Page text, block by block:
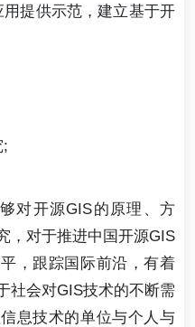
提供示范，建立基于开
;
对开源GIS的原理、方
，对于推进中国开源GIS
，跟踪国际前沿，有着
社会对GIS技术的不断需
息技术的单位与个人与